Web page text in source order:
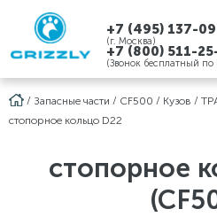
+7 (495) 137-
(г. Москва)
+7 (800) 511-
(Звонок бесплатный по
/ Запасные части / CF500 / Кузов /
стопорное кольцо D22
стопорное